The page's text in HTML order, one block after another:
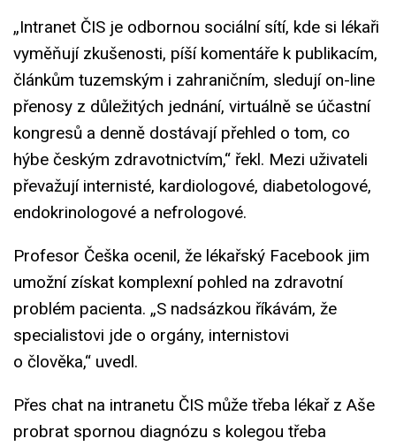
„Intranet ČIS je odbornou sociální sítí, kde si lékaři
vyměňují zkušenosti, píší komentáře k publikacím,
článkům tuzemským i zahraničním, sledují on-line
přenosy z důležitých jednání, virtuálně se účastní
kongresů a denně dostávají přehled o tom, co
hýbe českým zdravotnictvím,“ řekl. Mezi uživateli
převažují internisté, kardiologové, diabetologové,
endokrinologové a nefrologové.
Profesor Češka ocenil, že lékařský Facebook jim
umožní získat komplexní pohled na zdravotní
problém pacienta. „S nadsázkou říkávám, že
specialistovi jde o orgány, internistovi
o člověka,“ uvedl.
Přes chat na intranetu ČIS může třeba lékař z Aše
probrat spornou diagnózu s kolegou třeba